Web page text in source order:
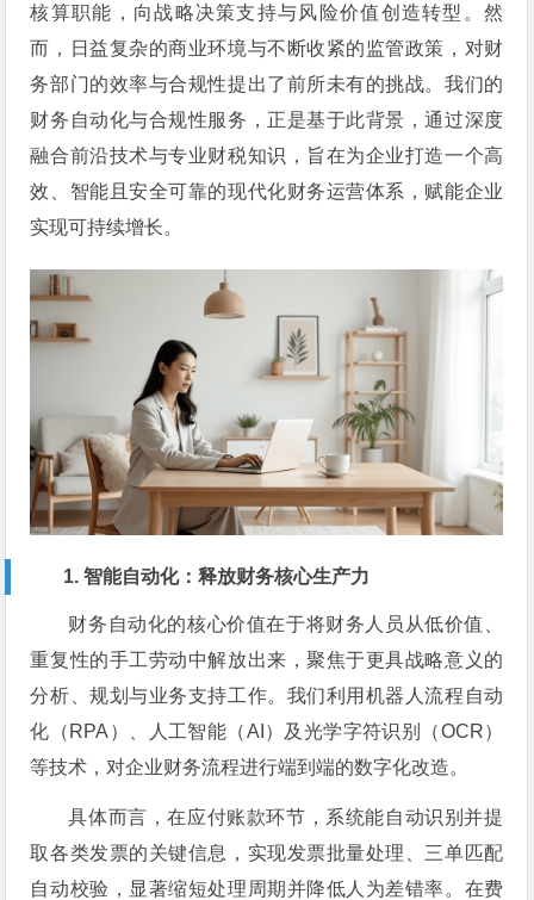
核算职能，向战略决策支持与风险价值创造转型。然
而，日益复杂的商业环境与不断收紧的监管政策，对财
务部门的效率与合规性提出了前所未有的挑战。我们的
财务自动化与合规性服务，正是基于此背景，通过深度
融合前沿技术与专业财税知识，旨在为企业打造一个高
效、智能且安全可靠的现代化财务运营体系，赋能企业
实现可持续增长。
1. 智能自动化：释放财务核心生产力
财务自动化的核心价值在于将财务人员从低价值、
重复性的手工劳动中解放出来，聚焦于更具战略意义的
分析、规划与业务支持工作。我们利用机器人流程自动
化（RPA）、人工智能（AI）及光学字符识别（OCR）
等技术，对企业财务流程进行端到端的数字化改造。
具体而言，在应付账款环节，系统能自动识别并提
取各类发票的关键信息，实现发票批量处理、三单匹配
自动校验，显著缩短处理周期并降低人为差错率。在费